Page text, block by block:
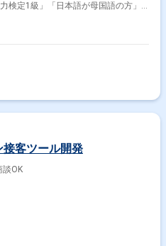
検定1級」「日本語が母国語の方」
想定している業務内
接客ツール開発
談OK